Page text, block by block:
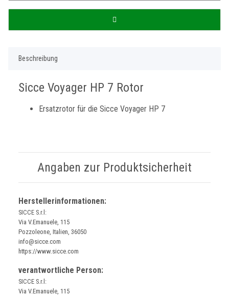
Beschreibung
Sicce Voyager HP 7 Rotor
Ersatzrotor für die Sicce Voyager HP 7
Angaben zur Produktsicherheit
Herstellerinformationen:
SICCE S.r.l:
Via V.Emanuele, 115
Pozzoleone, Italien, 36050
info@sicce.com
https://www.sicce.com
verantwortliche Person:
SICCE S.r.l:
Via V.Emanuele, 115